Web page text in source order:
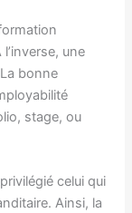
une
bonne
stage, ou
celui qui
Ainsi, la